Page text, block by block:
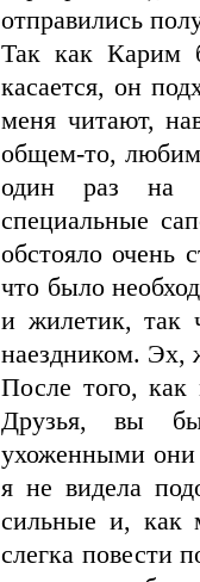
отправились
Так как Карим
касается, он
меня читают,
общем-то,
один раз на
специальные
обстояло очень
что было
и жилетик, так
наездником. Эх,
После того,
Друзья, вы бы
ухоженными
я не видела
сильные и, как
слегка повести